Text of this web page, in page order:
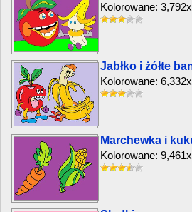
Kolorowane: 3,792x
Jabłko i żółte
Kolorowane: 6,332x
Marchewka i
Kolorowane: 9,461x